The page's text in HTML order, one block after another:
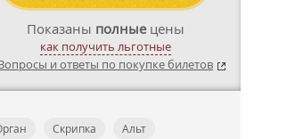
Показаны полныецены
как получить льготные
и ответы по покупке билетов
Скрипка
Альт